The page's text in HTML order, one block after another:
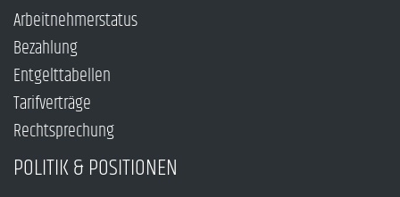
Arbeitnehmerstatus
Bezahlung
Entgelttabellen
Tarifverträge
Rechtsprechung
POLITIK & POSITIONEN